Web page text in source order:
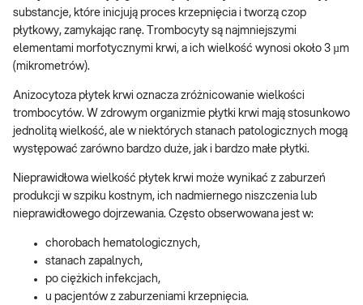
substancje, które inicjują proces krzepnięcia i tworzą czop
płytkowy, zamykając ranę. Trombocyty są najmniejszymi
elementami morfotycznymi krwi, a ich wielkość wynosi około 3 µm
(mikrometrów).
Anizocytoza płytek krwi oznacza zróżnicowanie wielkości
trombocytów. W zdrowym organizmie płytki krwi mają stosunkowo
jednolitą wielkość, ale w niektórych stanach patologicznych mogą
występować zarówno bardzo duże, jak i bardzo małe płytki.
Nieprawidłowa wielkość płytek krwi może wynikać z zaburzeń
produkcji w szpiku kostnym, ich nadmiernego niszczenia lub
nieprawidłowego dojrzewania. Często obserwowana jest w:
chorobach hematologicznych,
stanach zapalnych,
po ciężkich infekcjach,
u pacjentów z zaburzeniami krzepnięcia.